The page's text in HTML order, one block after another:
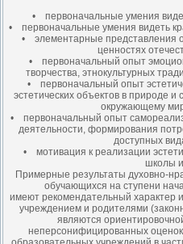
• первоначальные умения
• первоначальные умения видеть
• элементарные представления
ценностях
• первоначальный опыт
творчества, этнокультурных
• первоначальный опыт
эстетических объектов в природе и
окружающему
• первоначальный опыт
деятельности, формирования
доступных
• мотивация к реализации
школы
Примерные результаты духовно-
обучающихся на ступени
имеют рекомендательный характер
учреждением и родителями
являются
неперсонифицированных